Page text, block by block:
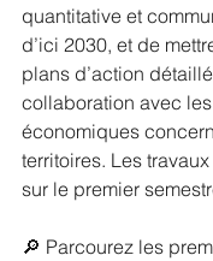
quantitative et
d’ici 2030, et de
plans d’action
collaboration avec
économiques
territoires. Les
sur le premier
🔎 Parcourez les